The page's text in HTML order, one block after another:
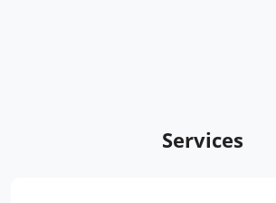
Services